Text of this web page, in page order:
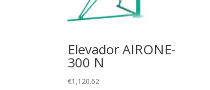
Elevador AIRONE-
300 N
€1,120.62